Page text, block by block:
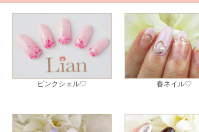
ピンクシェル♡ 春ネイル♡